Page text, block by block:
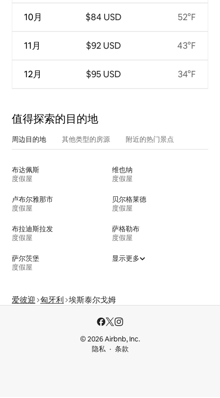
10月
11月
12月
$84 USD
$92 USD
$95 USD
52°F
43°F
34°F
值得探索的目的地
周边目的地 其他类型的房源 附近的热门景点
布达佩斯
度假屋
维也纳
度假屋
卢布尔雅那市
度假屋
贝尔格莱德
度假屋
布拉迪斯拉发
度假屋
萨格勒布
度假屋
萨尔茨堡
度假屋
显示更多
爱彼迎 匈牙利 埃斯泰尔戈姆
© 2026 Airbnb, Inc.
隐私
条款